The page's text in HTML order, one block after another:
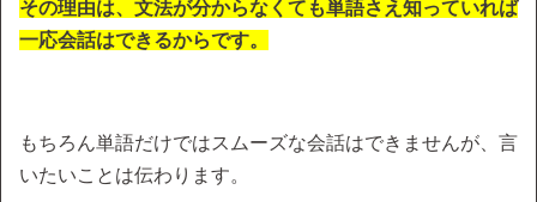
その理由は、文法が分からなくても単語さえ知っていれば
一応会話はできるからです。
もちろん単語だけではスムーズな会話はできませんが、言
いたいことは伝わります。